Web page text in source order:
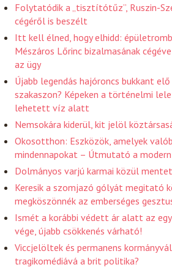
Folytatódik a „tisztítótűz”, Ruszin-
cégéről is beszélt
Itt kell élned, hogy elhidd:
Mészáros Lőrinc bizalmasának
az ügy
Újabb legendás hajóroncs bukkant
szakaszon? Képeken a történelmi
lehetett víz alatt
Nemsokára kiderül, kit jelöl
Okosotthon: Eszközök, amelyek
mindennapokat – Útmutató a
Dolmányos varjú karmai közül
Keresik a szomjazó gólyát megitató
megköszönnék az emberséges
Ismét a korábbi védett ár alatt az
vége, újabb csökkenés várható!
Viccjelöltek és permanens
tragikomédiává a brit politika?